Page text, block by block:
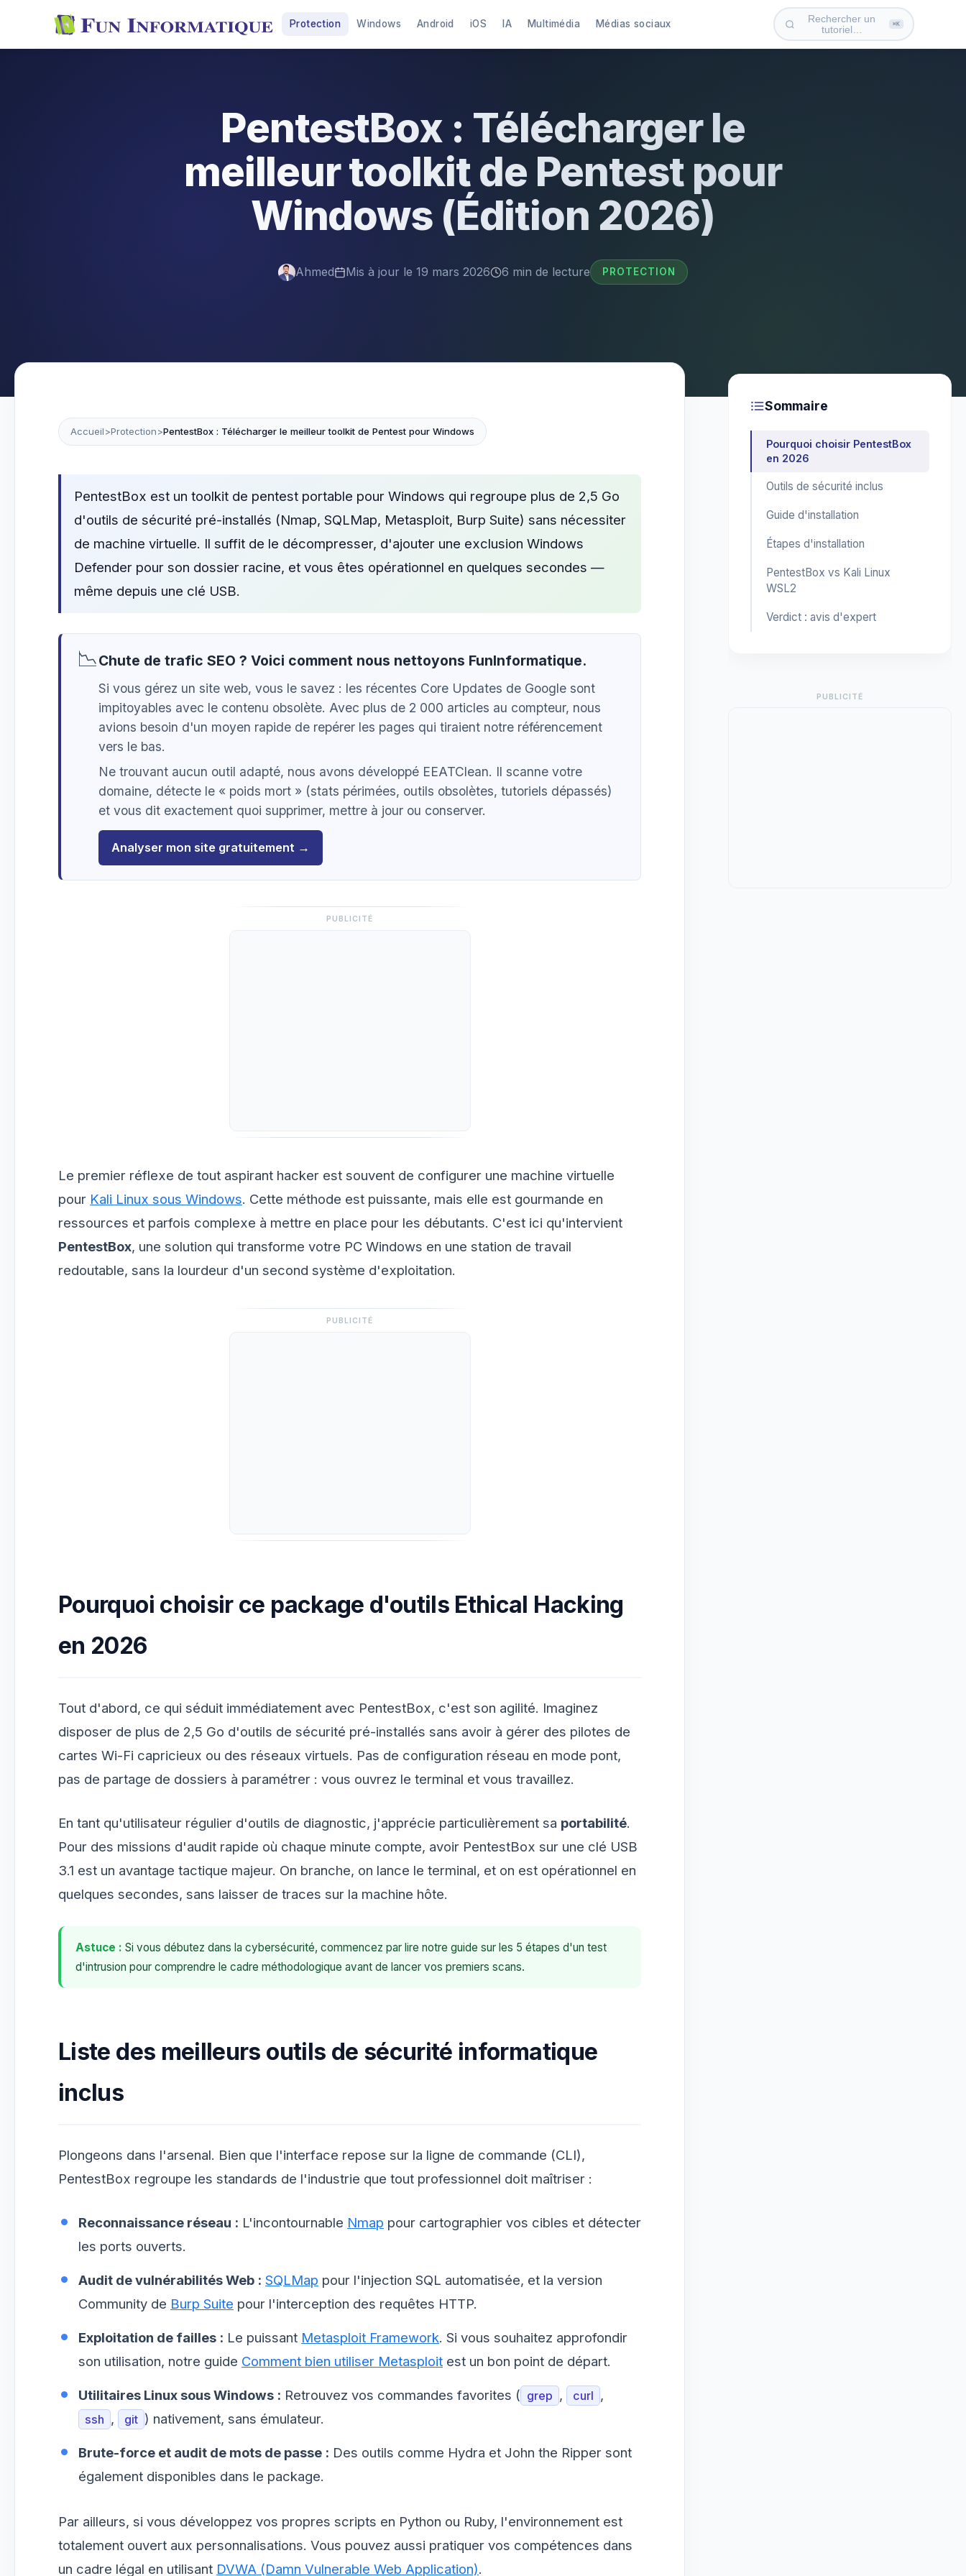
Protection Windows Android iOS IA Multimédia Médias sociaux
Rechercher un
tutoriel…
⌘K
PentestBox : Télécharger le
meilleur toolkit de Pentest pour
Windows (Édition 2026)
Ahmed Mis à jour le 19 mars 2026 6 min de lecture PROTECTION
Accueil>Protection>PentestBox : Télécharger le meilleur toolkit de Pentest pour Windows
PentestBox est un toolkit de pentest portable pour Windows qui regroupe plus de 2,5 Go
d'outils de sécurité pré-installés (Nmap, SQLMap, Metasploit, Burp Suite) sans nécessiter
de machine virtuelle. Il suffit de le décompresser, d'ajouter une exclusion Windows
Defender pour son dossier racine, et vous êtes opérationnel en quelques secondes —
même depuis une clé USB.
📉Chute de trafic SEO ? Voici comment nous nettoyons FunInformatique.
Si vous gérez un site web, vous le savez : les récentes Core Updates de Google sont
impitoyables avec le contenu obsolète. Avec plus de 2 000 articles au compteur, nous
avions besoin d'un moyen rapide de repérer les pages qui tiraient notre référencement
vers le bas.
Ne trouvant aucun outil adapté, nous avons développé EEATClean. Il scanne votre
domaine, détecte le « poids mort » (stats périmées, outils obsolètes, tutoriels dépassés)
et vous dit exactement quoi supprimer, mettre à jour ou conserver.
Analyser mon site gratuitement →
PUBLICITÉ
Le premier réflexe de tout aspirant hacker est souvent de configurer une machine virtuelle
pour Kali Linux sous Windows. Cette méthode est puissante, mais elle est gourmande en
ressources et parfois complexe à mettre en place pour les débutants. C'est ici qu'intervient
PentestBox, une solution qui transforme votre PC Windows en une station de travail
redoutable, sans la lourdeur d'un second système d'exploitation.
PUBLICITÉ
Pourquoi choisir ce package d'outils Ethical Hacking
en 2026
Tout d'abord, ce qui séduit immédiatement avec PentestBox, c'est son agilité. Imaginez
disposer de plus de 2,5 Go d'outils de sécurité pré-installés sans avoir à gérer des pilotes de
cartes Wi-Fi capricieux ou des réseaux virtuels. Pas de configuration réseau en mode pont,
pas de partage de dossiers à paramétrer : vous ouvrez le terminal et vous travaillez.
En tant qu'utilisateur régulier d'outils de diagnostic, j'apprécie particulièrement sa portabilité.
Pour des missions d'audit rapide où chaque minute compte, avoir PentestBox sur une clé USB
3.1 est un avantage tactique majeur. On branche, on lance le terminal, et on est opérationnel en
quelques secondes, sans laisser de traces sur la machine hôte.
Astuce : Si vous débutez dans la cybersécurité, commencez par lire notre guide sur les 5 étapes d'un test
d'intrusion pour comprendre le cadre méthodologique avant de lancer vos premiers scans.
Liste des meilleurs outils de sécurité informatique
inclus
Plongeons dans l'arsenal. Bien que l'interface repose sur la ligne de commande (CLI),
PentestBox regroupe les standards de l'industrie que tout professionnel doit maîtriser :
Reconnaissance réseau : L'incontournable Nmap pour cartographier vos cibles et détecter
les ports ouverts.
Audit de vulnérabilités Web : SQLMap pour l'injection SQL automatisée, et la version
Community de Burp Suite pour l'interception des requêtes HTTP.
Exploitation de failles : Le puissant Metasploit Framework. Si vous souhaitez approfondir
son utilisation, notre guide Comment bien utiliser Metasploit est un bon point de départ.
Utilitaires Linux sous Windows : Retrouvez vos commandes favorites ( grep , curl ,
ssh , git ) nativement, sans émulateur.
Brute-force et audit de mots de passe : Des outils comme Hydra et John the Ripper sont
également disponibles dans le package.
Par ailleurs, si vous développez vos propres scripts en Python ou Ruby, l'environnement est
totalement ouvert aux personnalisations. Vous pouvez aussi pratiquer vos compétences dans
un cadre légal en utilisant DVWA (Damn Vulnerable Web Application).
Sommaire
Pourquoi choisir PentestBox
en 2026
Outils de sécurité inclus
Guide d'installation
Étapes d'installation
PentestBox vs Kali Linux
WSL2
Verdict : avis d'expert
PUBLICITÉ